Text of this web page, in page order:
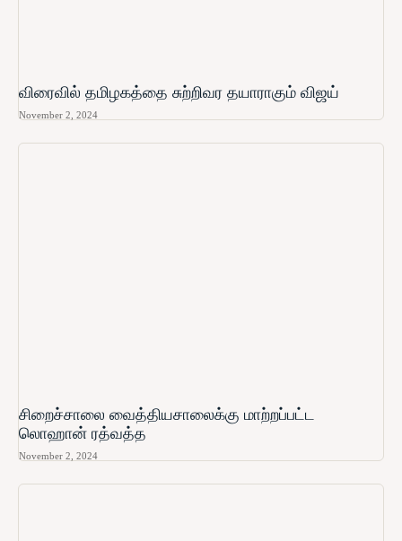
விரைவில் தமிழகத்தை சுற்றிவர தயாராகும் விஜய்
November 2, 2024
சிறைச்சாலை வைத்தியசாலைக்கு மாற்றப்பட்ட
லொஹான் ரத்வத்த
November 2, 2024